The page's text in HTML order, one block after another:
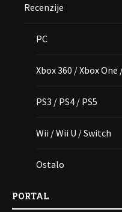
Recenzije
PC
Xbox 360 / Xbox One
PS3 / PS4 / PS5
Wii / Wii U / Switch
Ostalo
PORTAL